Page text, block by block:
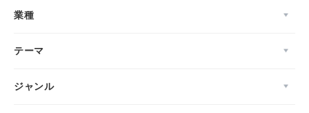
業種
テーマ
ジャンル